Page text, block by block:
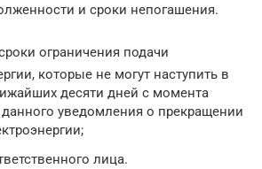
и сроки непогашения.
ограничения подачи
которые не могут наступить в
десяти дней с момента
уведомления о прекращении
лица.